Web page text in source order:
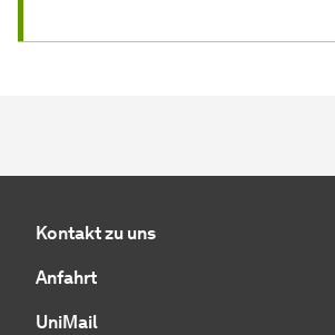
Kontakt zu uns
Anfahrt
UniMail